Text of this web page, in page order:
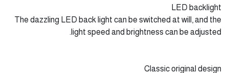
The full-keys anti-ghosting ensures faster and more
accurate operation during the game, without worrying about
key conflict in the game.
The dazzling LED back light can be switched at will, and the